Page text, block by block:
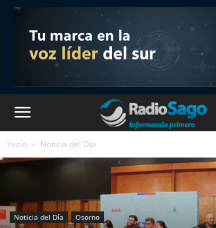
Inicio Noticia del Día
Noticia del Día Osorno